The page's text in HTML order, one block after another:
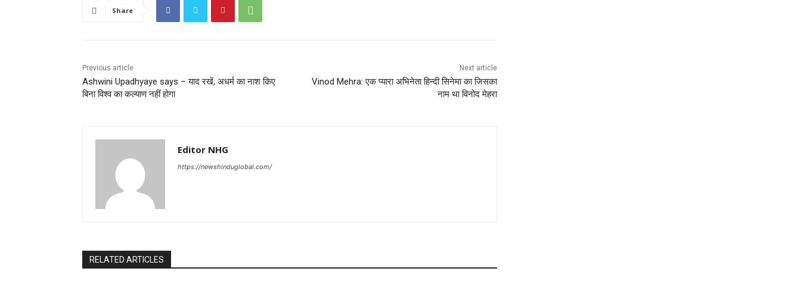
Share
Previous article
Ashwini Upadhyaye says – याद रखें, अधर्म का नाश किए
बिना विश्व का कल्याण नहीं होगा
Next article
Vinod Mehra: एक प्यारा अभिनेता हिन्दी सिनेमा का जिसका
नाम था विनोद मेहरा
Editor NHG
https://newshinduglobal.com/
RELATED ARTICLES